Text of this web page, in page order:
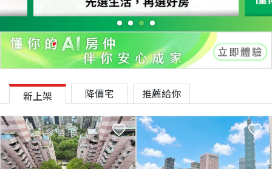
新上架 降價宅 推薦給你